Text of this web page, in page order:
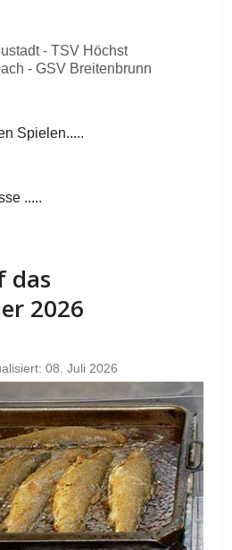
- TSV Höchst
- GSV Breitenbrunn
Spielen.....
.....
das
2026
08. Juli 2026